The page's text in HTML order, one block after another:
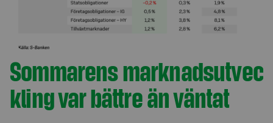
Sommarens marknadsutvec
kling var bättre än väntat